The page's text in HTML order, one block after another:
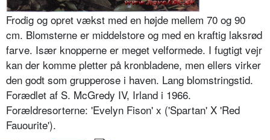
Frodig og opret vækst med en højde mellem 70 og 90
cm. Blomsterne er middelstore og med en kraftig laksrød
farve. Især knopperne er meget velformede. I fugtigt vejr
kan der komme pletter på kronbladene, men ellers virker
den godt som grupperose i haven. Lang blomstringstid.
Forædlet af S. McGredy IV, Irland i 1966.
Forældresorterne: 'Evelyn Fison' x ('Spartan' X 'Red
Fauourite').